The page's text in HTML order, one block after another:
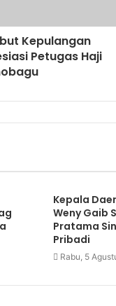
Kepulangan
Petugas Haji
Kepala
Weny Gaib
Pratama
Pribadi
Rabu, 5